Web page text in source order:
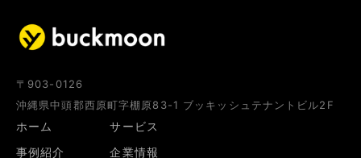
〒903-0126
沖縄県中頭郡西原町字棚原83-1 ブッキッシュテナントビル2F
ホーム
サービス
事例紹介
企業情報